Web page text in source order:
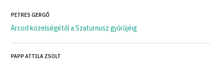
PETRES GERGŐ
Arcod közelségétől a Szaturnusz gyűrűjéig
PAPP ATTILA ZSOLT